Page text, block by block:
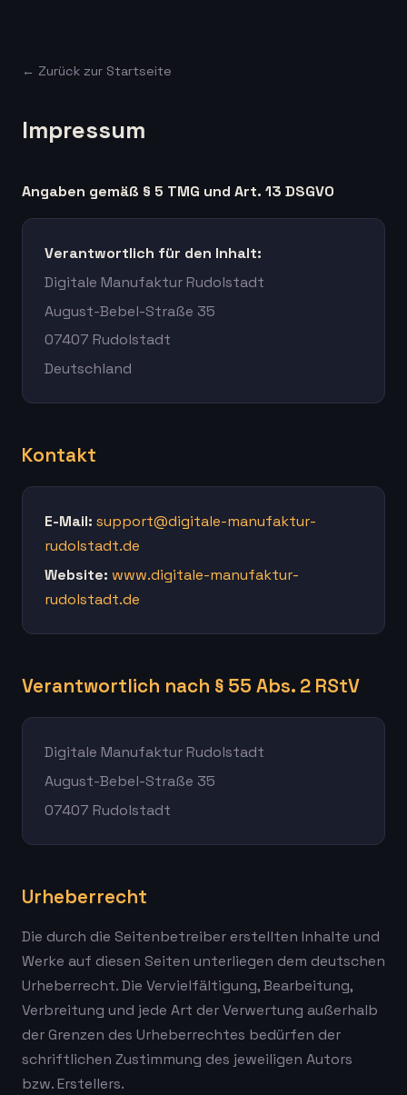
← Zurück zur Startseite
Impressum
Angaben gemäß § 5 TMG und Art. 13 DSGVO
Verantwortlich für den Inhalt:
Digitale Manufaktur Rudolstadt
August-Bebel-Straße 35
07407 Rudolstadt
Deutschland
Kontakt
E-Mail: support@digitale-manufaktur-
rudolstadt.de
Website: www.digitale-manufaktur-
rudolstadt.de
Verantwortlich nach § 55 Abs. 2 RStV
Digitale Manufaktur Rudolstadt
August-Bebel-Straße 35
07407 Rudolstadt
Urheberrecht
Die durch die Seitenbetreiber erstellten Inhalte und
Werke auf diesen Seiten unterliegen dem deutschen
Urheberrecht. Die Vervielfältigung, Bearbeitung,
Verbreitung und jede Art der Verwertung außerhalb
der Grenzen des Urheberrechtes bedürfen der
schriftlichen Zustimmung des jeweiligen Autors
bzw. Erstellers.